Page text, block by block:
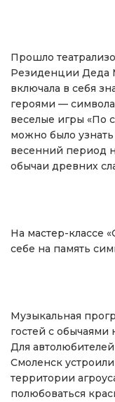
Прошло
Резиденции Деда
включала в себя
героями —
веселые игры «По
можно было
весенний период
обычаи древних
На мастер-классе
себе на память
Музыкальная
гостей с обычаями
Для
Смоленск
территории
полюбоваться